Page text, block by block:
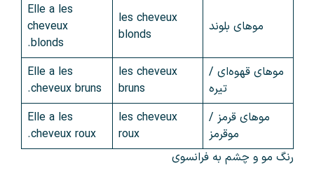
موهای بلوند
les cheveux
blonds
Elle a les
cheveux
blonds.
موهای قهوه‌ای /
تیره
les cheveux
bruns
Elle a les
cheveux bruns.
موهای قرمز /
موقرمز
les cheveux
roux
Elle a les
cheveux roux.
رنگ مو و چشم به فرانسوی